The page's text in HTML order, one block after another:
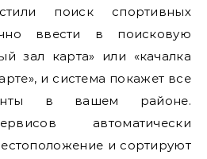
поиск спортивных
ввести в поисковую
зал карта» или «качалка
и система покажет все
в вашем районе.
автоматически
и сортируют